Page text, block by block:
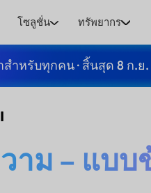
โซลูชั่น ทรัพยากร
สำหรับทุกคน · สิ้นสุด 8 ก.ย.
ม – แบบ